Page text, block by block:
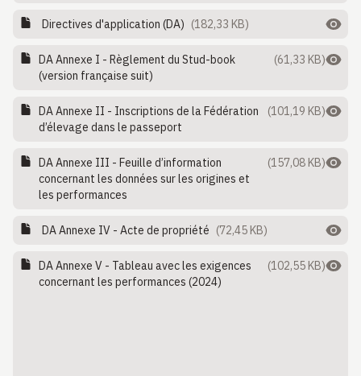
Directives d'application (DA) (182,33 KB)
DA Annexe I - Règlement du Stud-book
(version française suit)
(61,33 KB)
DA Annexe II - Inscriptions de la Fédération
d’élevage dans le passeport
(101,19 KB)
DA Annexe III - Feuille d’information
concernant les données sur les origines et
les performances
(157,08 KB)
DA Annexe IV - Acte de propriété (72,45 KB)
DA Annexe V - Tableau avec les exigences
concernant les performances (2024)
(102,55 KB)